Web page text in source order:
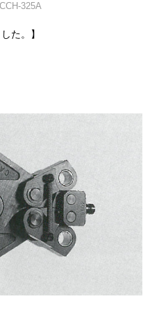
325A
た。】